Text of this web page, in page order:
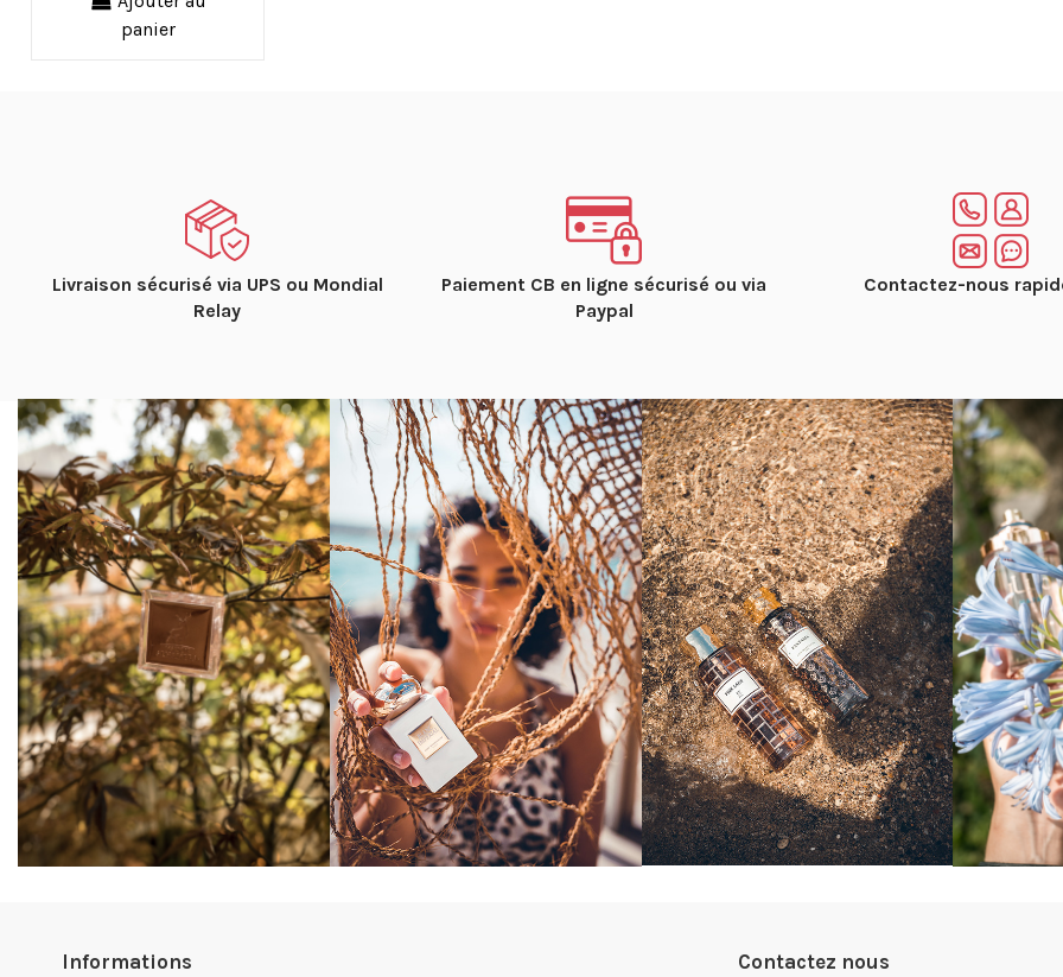
panier
Livraison sécurisé via UPS ou Mondial
Relay
Paiement CB en ligne sécurisé ou via
Paypal
Contactez-nous
Informations Contactez nous